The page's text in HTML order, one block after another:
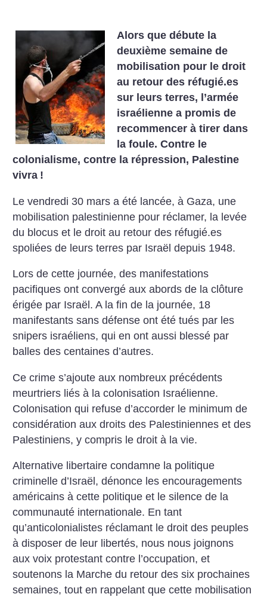
Alors que débute la
deuxième semaine de
mobilisation pour le droit
au retour des réfugié.es
sur leurs terres, l’armée
israélienne a promis de
recommencer à tirer dans
la foule. Contre le
colonialisme, contre la répression, Palestine
vivra !
Le vendredi 30 mars a été lancée, à Gaza, une
mobilisation palestinienne pour réclamer, la levée
du blocus et le droit au retour des réfugié.es
spoliées de leurs terres par Israël depuis 1948.
Lors de cette journée, des manifestations
pacifiques ont convergé aux abords de la clôture
érigée par Israël. A la fin de la journée, 18
manifestants sans défense ont été tués par les
snipers israéliens, qui en ont aussi blessé par
balles des centaines d’autres.
Ce crime s’ajoute aux nombreux précédents
meurtriers liés à la colonisation Israélienne.
Colonisation qui refuse d’accorder le minimum de
considération aux droits des Palestiniennes et des
Palestiniens, y compris le droit à la vie.
Alternative libertaire condamne la politique
criminelle d’Israël, dénonce les encouragements
américains à cette politique et le silence de la
communauté internationale. En tant
qu’anticolonialistes réclamant le droit des peuples
à disposer de leur libertés, nous nous joignons
aux voix protestant contre l’occupation, et
soutenons la Marche du retour des six prochaines
semaines, tout en rappelant que cette mobilisation